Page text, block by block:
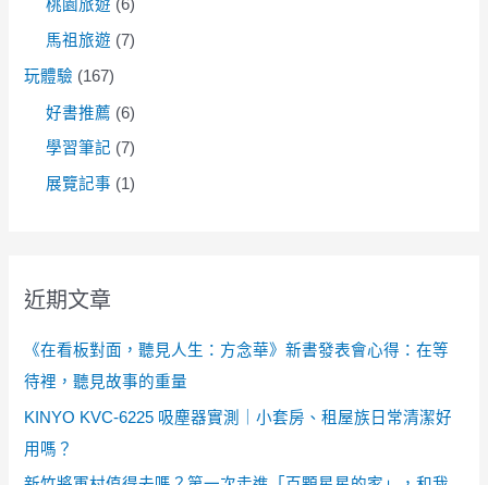
桃園旅遊 (6)
馬祖旅遊 (7)
玩體驗 (167)
好書推薦 (6)
學習筆記 (7)
展覽記事 (1)
近期文章
《在看板對面，聽見人生：方念華》新書發表會心得：在等
待裡，聽見故事的重量
KINYO KVC-6225 吸塵器實測｜小套房、租屋族日常清潔好
用嗎？